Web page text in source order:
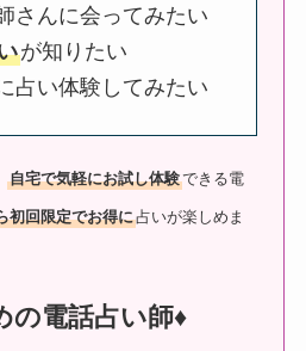
さんに会ってみたい
が知りたい
占い体験してみたい
自宅で気軽にお試し体験できる電
初回限定でお得に占いが楽しめま
の電話占い師♦︎